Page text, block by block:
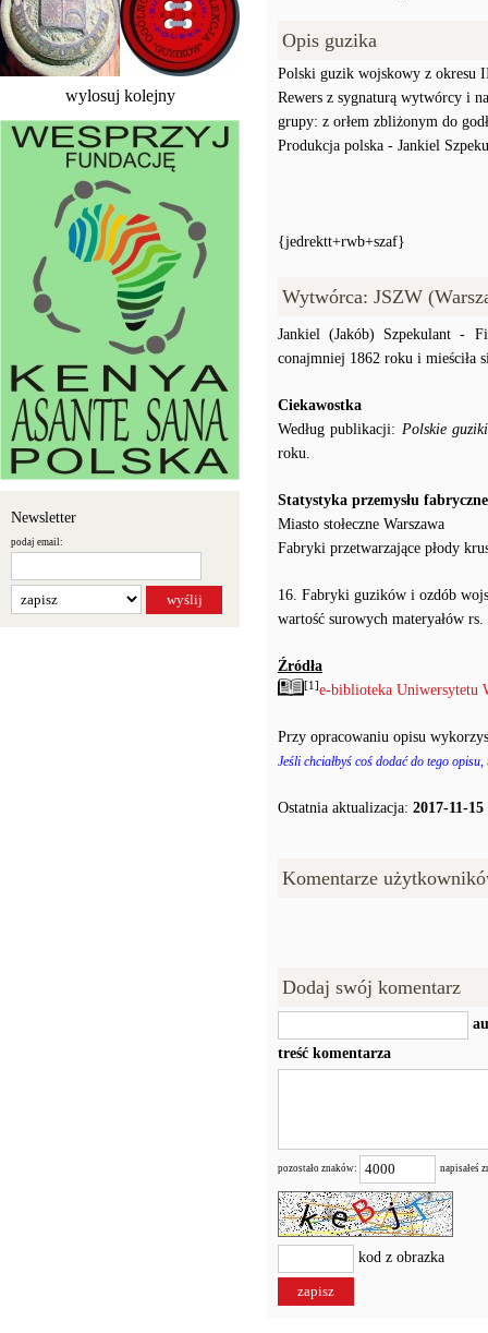
wylosuj kolejny
Newsletter
podaj email:
Opis guzika
Polski guzik wojskowy z okresu
Rewers z sygnaturą wytwórcy i
grupy: z orłem zbliżonym do
Produkcja polska - Jankiel
{jedrektt+rwb+szaf}
Wytwórca: JSZW
Jankiel (Jakób) Szpekulant -
conajmniej 1862 roku i mieściła
Ciekawostka
Według publikacji: Polskie
roku.
Statystyka przemysłu
Miasto stołeczne Warszawa
Fabryki przetwarzające płody
16. Fabryki guzików i ozdób
wartość surowych materyałów
Źródła
[1]e-biblioteka Uniwersytetu
Przy opracowaniu opisu
Jeśli chciałbyś coś dodać do tego
Ostatnia aktualizacja: 2017-11-15
Komentarze
Dodaj swój komentarz
treść komentarza
pozostało znaków: napisałeś
kod z obrazka